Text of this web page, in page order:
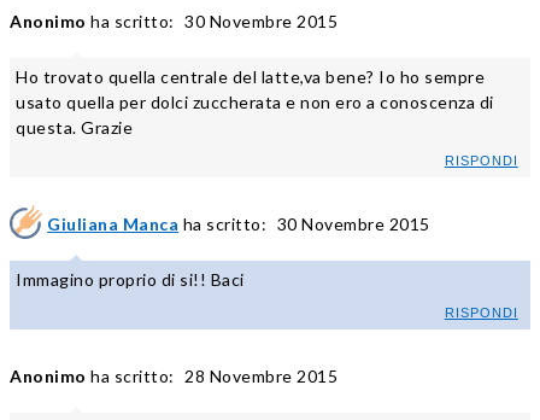
Anonimo ha scritto: 30 Novembre 2015
Ho trovato quella centrale del latte,va bene? Io ho sempre
usato quella per dolci zuccherata e non ero a conoscenza di
questa. Grazie
RISPONDI
Giuliana Manca ha scritto: 30 Novembre 2015
Immagino proprio di si!! Baci
RISPONDI
Anonimo ha scritto: 28 Novembre 2015